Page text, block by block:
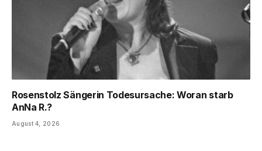
Rosenstolz Sängerin Todesursache: Woran starb
AnNa R.?
August 4, 2026